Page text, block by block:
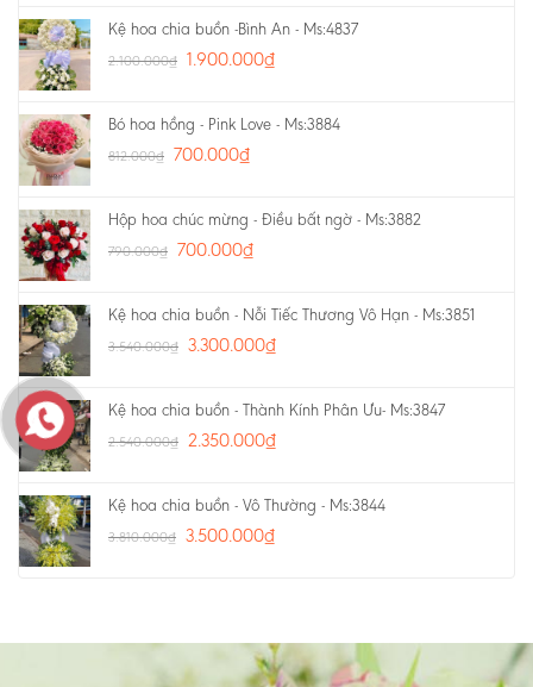
Kệ hoa chia buồn -Bình An - Ms:4837
2.100.000₫ 1.900.000₫
Bó hoa hồng - Pink Love - Ms:3884
812.000₫ 700.000₫
Hộp hoa chúc mừng - Điều bất ngờ - Ms:3882
790.000₫ 700.000₫
Kệ hoa chia buồn - Nỗi Tiếc Thương Vô Hạn - Ms:3851
3.540.000₫ 3.300.000₫
Kệ hoa chia buồn - Thành Kính Phân Ưu- Ms:3847
2.540.000₫ 2.350.000₫
Kệ hoa chia buồn - Vô Thường - Ms:3844
3.810.000₫ 3.500.000₫